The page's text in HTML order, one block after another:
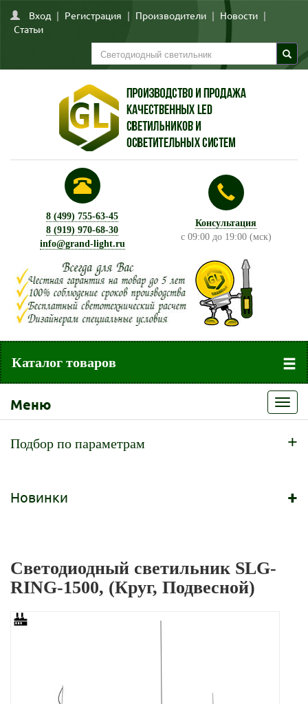
Вход | Регистрация | Производители | Новости |
Статьи
8 (499) 755-63-45
8 (919) 970-68-30
info@grand-light.ru
Консультация
с 09:00 до 19:00 (мск)
Каталог товаров
Меню
Подбор по параметрам +
Новинки +
Светодиодный светильник SLG-
RING-1500, (Круг, Подвесной)